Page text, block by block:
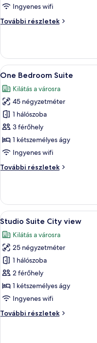
StúdióIngyenes wifi
További részletek
Stúdió
A
következő
szoba
összes
képének
megtekintése:
One
Bedroom
Suite
13
One Bedroom Suite
Kilátás a városra
45 négyzetméter
1 hálószoba
3 férőhely
1 kétszemélyes ágy
Ingyenes wifi
További részletek
One
részletei
A
következő
szoba
összes
képének
megtekintése:
Studio
Suite
view
8
Studio Suite City view
Kilátás a városra
25 négyzetméter
1 hálószoba
2 férőhely
1 kétszemélyes ágy
Ingyenes wifi
További részletek
Studio